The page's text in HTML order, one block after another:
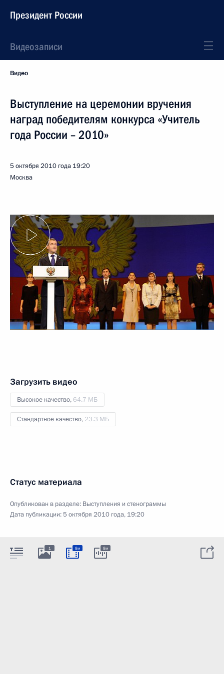
Президент России
Видеозаписи
Видео
Выступление на церемонии вручения
наград победителям конкурса «Учитель
года России – 2010»
5 октября 2010 года 19:20
Москва
Загрузить видео
Высокое качество,64.7 МБ
Стандартное качество, 23.3 МБ
Статус материала
Опубликован в разделе: Выступления и стенограммы
Дата публикации:5 октября 2010 года, 19:20
1 8м 8м